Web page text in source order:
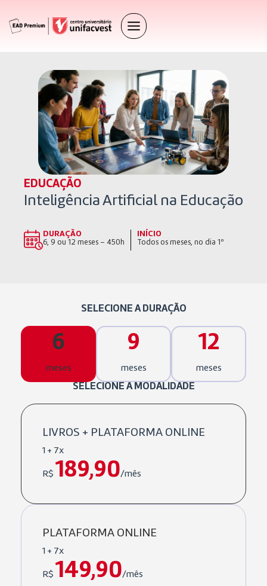
EDUCAÇÃO
Inteligência Artificial na Educação
DURAÇÃO
6, 9 ou 12 meses – 450h
INÍCIO
Todos os meses, no dia 1º
SELECIONE A DURAÇÃO
6
meses
9
meses
12
meses
SELECIONE A MODALIDADE
LIVROS + PLATAFORMA ONLINE
1 + 7x
R$ 189,90/mês
PLATAFORMA ONLINE
1 + 7x
R$ 149,90/mês